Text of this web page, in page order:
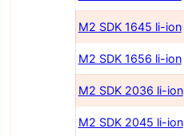
M2 SDK 1645 li-ion
M2 SDK 1656 li-ion
M2 SDK 2036 li-ion
M2 SDK 2045 li-ion